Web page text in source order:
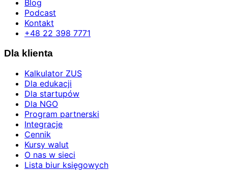
Blog
Podcast
Kontakt
+48 22 398 7771
Dla klienta
Kalkulator ZUS
Dla edukacji
Dla startupów
Dla NGO
Program partnerski
Integracje
Cennik
Kursy walut
O nas w sieci
Lista biur księgowych